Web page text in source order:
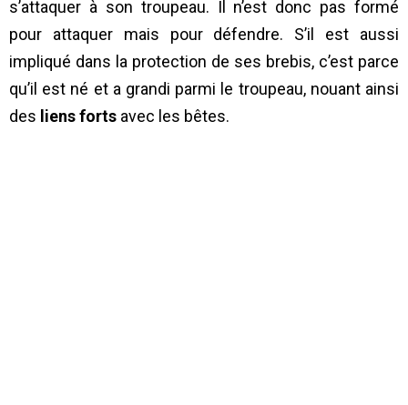
s’attaquer à son troupeau. Il n’est donc pas formé
pour attaquer mais pour défendre. S’il est aussi
impliqué dans la protection de ses brebis, c’est parce
qu’il est né et a grandi parmi le troupeau, nouant ainsi
des liens forts avec les bêtes.